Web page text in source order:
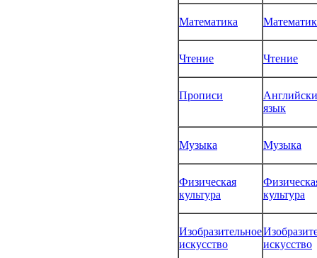
Математика
Чтение Чтение
Прописи
язык
Музыка Музыка
Физическая
культура
культура
Изобразительное
искусство
искусство